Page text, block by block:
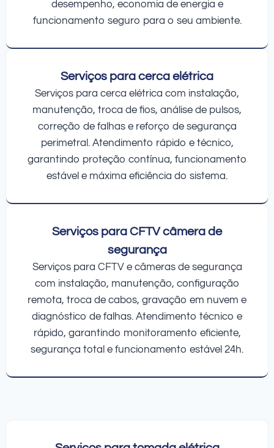
desempenho, economia de energia e
funcionamento seguro para o seu ambiente.
Serviços para cerca elétrica
Serviços para cerca elétrica com instalação,
manutenção, troca de fios, análise de pulsos,
correção de falhas e reforço de segurança
perimetral. Atendimento rápido e técnico,
garantindo proteção contínua, funcionamento
estável e máxima eficiência do sistema.
Serviços para CFTV câmera de
segurança
Serviços para CFTV e câmeras de segurança
com instalação, manutenção, configuração
remota, troca de cabos, gravação em nuvem e
diagnóstico de falhas. Atendimento técnico e
rápido, garantindo monitoramento eficiente,
segurança total e funcionamento estável 24h.